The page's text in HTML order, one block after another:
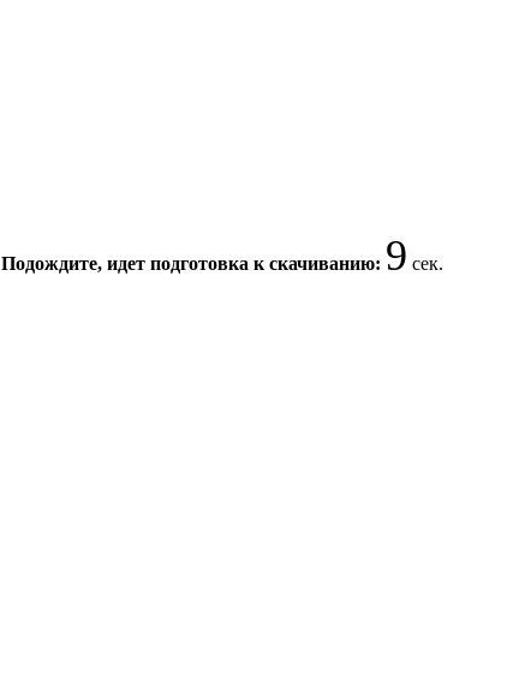
Подождите, идет подготовка к скачиванию: 8 сек.